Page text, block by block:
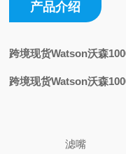
产品介绍
跨境现货Watson沃森
跨境现货Watson沃森
滤嘴